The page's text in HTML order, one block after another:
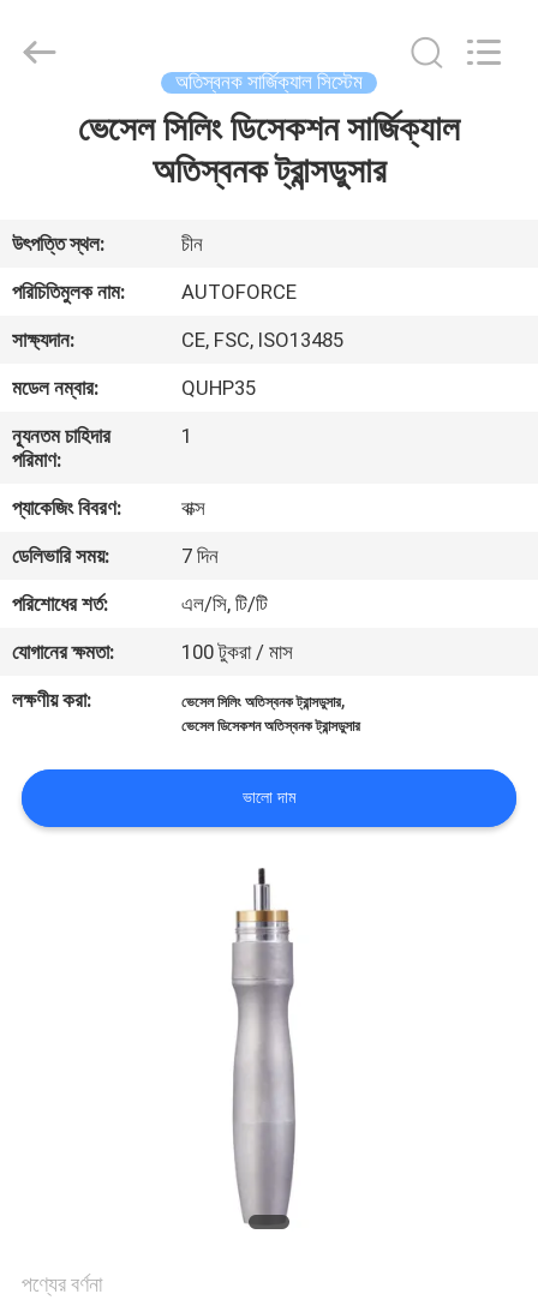
আমাদের
সম্পর্কে
কারখানা
ভ্রমণ
মান
নিয়ন্ত্রণ
আমাদের
সাথে
করুন
LTD.
অতিস্বনক সার্জিক্যাল সিস্টেম
ভেসেল সিলিং ডিসেকশন সার্জিক্যাল
অতিস্বনক ট্রান্সডুসার
উৎপত্তি স্থল:
চীন
পরিচিতিমুলক নাম:
AUTOFORCE
সাক্ষ্যদান:
CE, FSC, ISO13485
মডেল নম্বার:
QUHP35
ন্যূনতম চাহিদার
পরিমাণ:
1
প্যাকেজিং বিবরণ:
বাক্স
ডেলিভারি সময়:
7 দিন
পরিশোধের শর্ত:
এল/সি, টি/টি
যোগানের ক্ষমতা:
100 টুকরা / মাস
লক্ষণীয় করা:
ভেসেল সিলিং অতিস্বনক ট্রান্সডুসার,
ভেসেল ডিসেকশন অতিস্বনক ট্রান্সডুসার
ভালো দাম
পণ্যের বর্ণনা